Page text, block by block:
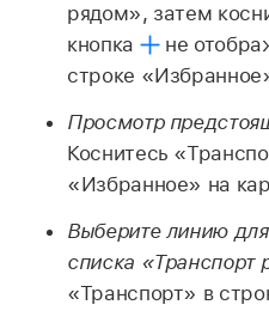
рядом», затем
кнопка
не
строке
Просмотр
Коснитесь
«Избранное» на
Выберите линию
списка «Транспорт
«Транспорт» в